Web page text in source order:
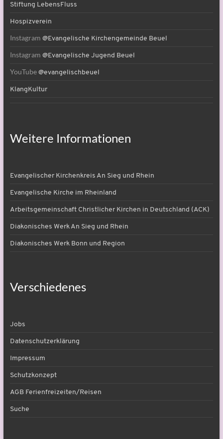
Stiftung LebensFluss
Hospizverein
Instagram @Evangelische Kirchengemeinde Beuel
Instagram @Evangelische Jugend Beuel
YouTube @evangelischbeuel
KlangKultur
Weitere Informationen
Evangelischer Kirchenkreis An Sieg und Rhein
Evangelische Kirche im Rheinland
Arbeitsgemeinschaft Christlicher Kirchen in Deutschland (ACK)
Diakonisches Werk An Sieg und Rhein
Diakonisches Werk Bonn und Region
Verschiedenes
Jobs
Datenschutzerklärung
Impressum
Schutzkonzept
AGB Ferienfreizeiten/Reisen
Suche